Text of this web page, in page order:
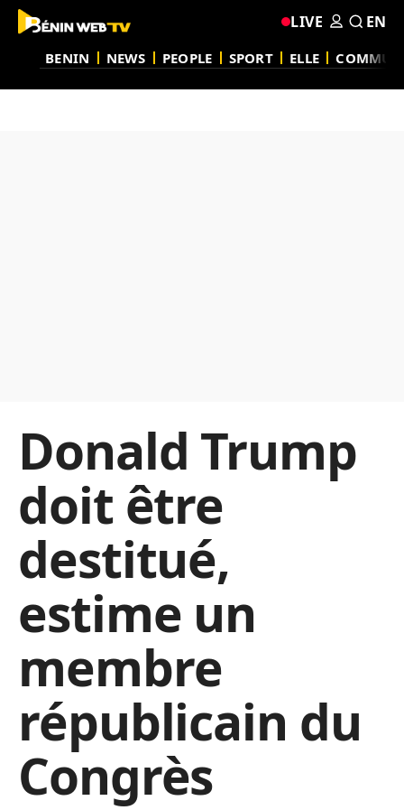
BENIN NEWS PEOPLE SPORT ELLE
LIVE EN
Donald Trump
doit être
destitué,
estime un
membre
républicain du
Congrès